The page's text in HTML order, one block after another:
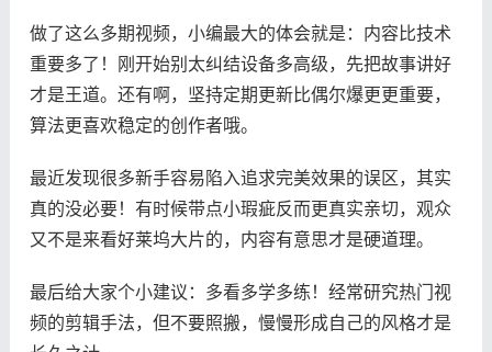
做了这么多期视频，小编最大的体会就是：内容比技术
重要多了！刚开始别太纠结设备多高级，先把故事讲好
才是王道。还有啊，坚持定期更新比偶尔爆更更重要，
算法更喜欢稳定的创作者哦。
最近发现很多新手容易陷入追求完美效果的误区，其实
真的没必要！有时候带点小瑕疵反而更真实亲切，观众
又不是来看好莱坞大片的，内容有意思才是硬道理。
最后给大家个小建议：多看多学多练！经常研究热门视
频的剪辑手法，但不要照搬，慢慢形成自己的风格才是